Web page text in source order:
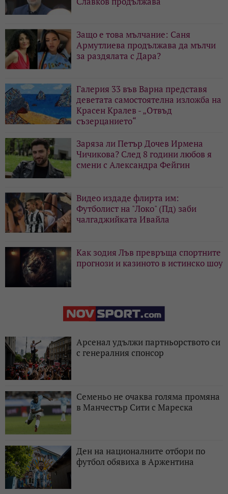
Защо е това мълчание: Саня
Армутлиева продължава да мълчи
за раздялата с Дара?
Галерия 33 във Варна представя
деветата самостоятелна изложба на
Красен Кралев - „Отвъд
съзерцанието“
Заряза ли Петър Дочев Ирмена
Чичикова? След 8 години любов я
смени с Александра Фейгин
Видео издаде флирта им:
Футболист на "Локо" (Пд) заби
чалгаджийката Ивайла
Как зодия Лъв превръща спортните
прогнози и казиното в истинско шоу
Арсенал удължи партньорството си
с генералния спонсор
Семеньо не очаква голяма промяна
в Манчестър Сити с Мареска
Ден на националните отбори по
футбол обявиха в Аржентина